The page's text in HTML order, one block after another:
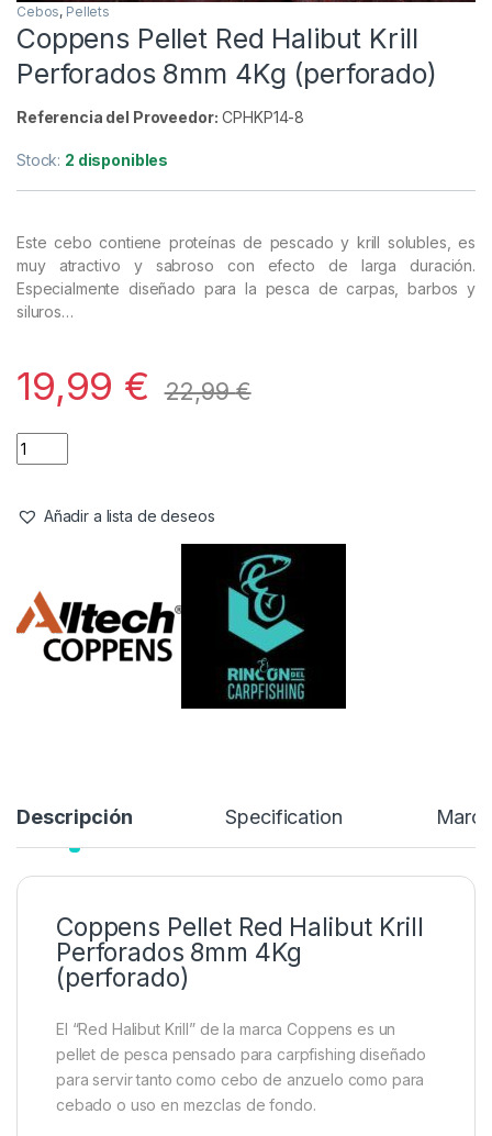
Cebos, Pellets
Coppens Pellet Red Halibut Krill
Perforados 8mm 4Kg (perforado)
Referencia del Proveedor: CPHKP14-8
Stock: 2 disponibles
Este cebo contiene proteínas de pescado y krill solubles, es
muy atractivo y sabroso con efecto de larga duración.
Especialmente diseñado para la pesca de carpas, barbos y
siluros…
19,99 € 22,99€
Añadir a lista de deseos
Descripción Specification Marca
Coppens Pellet Red Halibut Krill
Perforados 8mm 4Kg
(perforado)
El “Red Halibut Krill” de la marca Coppens es un
pellet de pesca pensado para carpfishing diseñado
para servir tanto como cebo de anzuelo como para
cebado o uso en mezclas de fondo.